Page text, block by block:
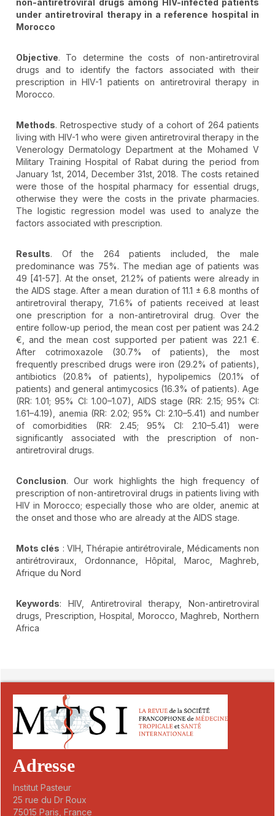
non-antiretroviral drugs among HIV-infected patients
under antiretroviral therapy in a reference hospital in
Morocco
Objective. To determine the costs of non-antiretroviral
drugs and to identify the factors associated with their
prescription in HIV-1 patients on antiretroviral therapy in
Morocco.
Methods. Retrospective study of a cohort of 264 patients
living with HIV-1 who were given antiretroviral therapy in the
Venerology Dermatology Department at the Mohamed V
Military Training Hospital of Rabat during the period from
January 1st, 2014, December 31st, 2018. The costs retained
were those of the hospital pharmacy for essential drugs,
otherwise they were the costs in the private pharmacies.
The logistic regression model was used to analyze the
factors associated with prescription.
Results. Of the 264 patients included, the male
predominance was 75%. The median age of patients was
49 [41-57]. At the onset, 21.2% of patients were already in
the AIDS stage. After a mean duration of 11.1 ± 6.8 months of
antiretroviral therapy, 71.6% of patients received at least
one prescription for a non-antiretroviral drug. Over the
entire follow-up period, the mean cost per patient was 24.2
€, and the mean cost supported per patient was 22.1 €.
After cotrimoxazole (30.7% of patients), the most
frequently prescribed drugs were iron (29.2% of patients),
antibiotics (20.8% of patients), hypolipemics (20.1% of
patients) and general antimycosics (16.3% of patients). Age
(RR: 1.01; 95% CI: 1.00–1.07), AIDS stage (RR: 2.15; 95% CI:
1.61–4.19), anemia (RR: 2.02; 95% CI: 2.10–5.41) and number
of comorbidities (RR: 2.45; 95% CI: 2.10–5.41) were
significantly associated with the prescription of non-
antiretroviral drugs.
Conclusion. Our work highlights the high frequency of
prescription of non-antiretroviral drugs in patients living with
HIV in Morocco; especially those who are older, anemic at
the onset and those who are already at the AIDS stage.
Mots clés : VIH, Thérapie antirétrovirale, Médicaments non
antirétroviraux, Ordonnance, Hôpital, Maroc, Maghreb,
Afrique du Nord
Keywords: HIV, Antiretroviral therapy, Non-antiretroviral
drugs, Prescription, Hospital, Morocco, Maghreb, Northern
Africa
Adresse
Institut Pasteur
25 rue du Dr Roux
75015 Paris, France